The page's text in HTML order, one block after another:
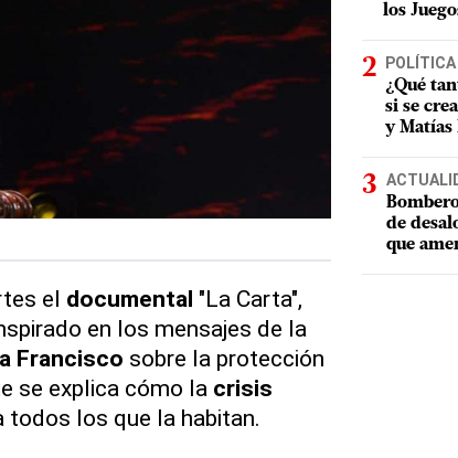
el documental "La Carta",
en los mensajes de la
Francisco sobre la protección
se explica cómo la crisis
todos los que la habitan.
los
POLÍTICA
¿Qué
si se
y Matías
de
que